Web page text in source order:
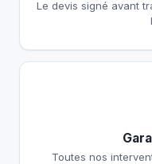
Le devis signé avant
Toutes nos